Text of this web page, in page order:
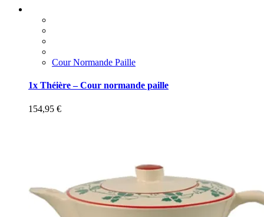
Cour Normande Paille
1x Théière – Cour normande paille
154,95 €